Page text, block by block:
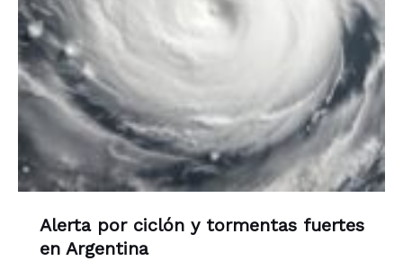
Alerta por ciclón y tormentas fuertes
en Argentina